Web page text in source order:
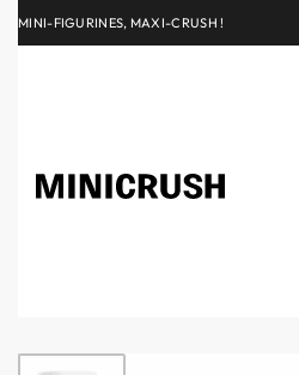
MINI-FIGURINES, MAXI-CRUSH !